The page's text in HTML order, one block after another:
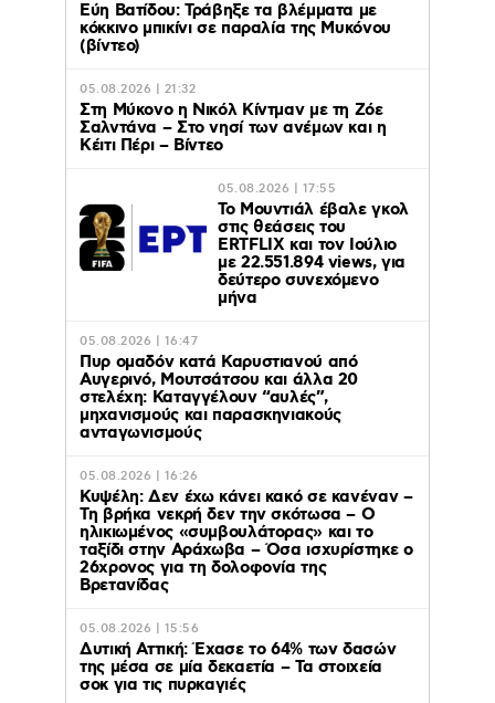
Εύη Βατίδου: Τράβηξε τα βλέμματα με
κόκκινο μπικίνι σε παραλία της Μυκόνου
(βίντεο)
05.08.2026 | 21:32
Στη Μύκονο η Νικόλ Κίντμαν με τη Ζόε
Σαλντάνα – Στο νησί των ανέμων και η
Κέιτι Πέρι – Βίντεο
05.08.2026 | 17:55
Το Μουντιάλ έβαλε γκολ
στις θεάσεις του
ERTFLIX και τον Ιούλιο
με 22.551.894 views, για
δεύτερο συνεχόμενο
μήνα
05.08.2026 | 16:47
Πυρ ομαδόν κατά Καρυστιανού από
Αυγερινό, Μουτσάτσου και άλλα 20
στελέχη: Καταγγέλουν “αυλές”,
μηχανισμούς και παρασκηνιακούς
ανταγωνισμούς
05.08.2026 | 16:26
Κυψέλη: Δεν έχω κάνει κακό σε κανέναν –
Τη βρήκα νεκρή δεν την σκότωσα – Ο
ηλικιωμένος «συμβουλάτορας» και το
ταξίδι στην Αράχωβα – Όσα ισχυρίστηκε ο
26χρονος για τη δολοφονία της
Βρετανίδας
05.08.2026 | 15:56
Δυτική Αττική: Έχασε το 64% των δασών
της μέσα σε μία δεκαετία – Τα στοιχεία
σοκ για τις πυρκαγιές